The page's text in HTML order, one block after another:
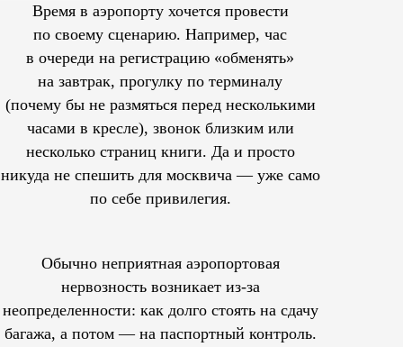
Время в аэропорту хочется провести
по своему сценарию. Например, час
в очереди на регистрацию «обменять»
на завтрак, прогулку по терминалу
(почему бы не размяться перед несколькими
часами в кресле), звонок близким или
несколько страниц книги. Да и просто
никуда не спешить для москвича — уже само
по себе привилегия.
Обычно неприятная аэропортовая
нервозность возникает из-за
неопределенности: как долго стоять на сдачу
багажа, а потом — на паспортный контроль.